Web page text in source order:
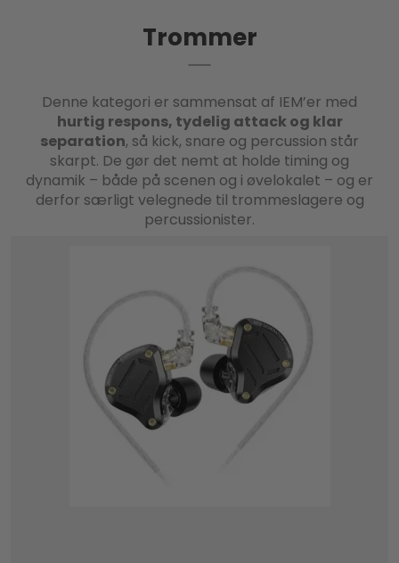
Trommer
Denne kategori er sammensat af IEM’er med
hurtig respons, tydelig attack og klar
separation, så kick, snare og percussion står
skarpt. De gør det nemt at holde timing og
dynamik – både på scenen og i øvelokalet – og er
derfor særligt velegnede til trommeslagere og
percussionister.